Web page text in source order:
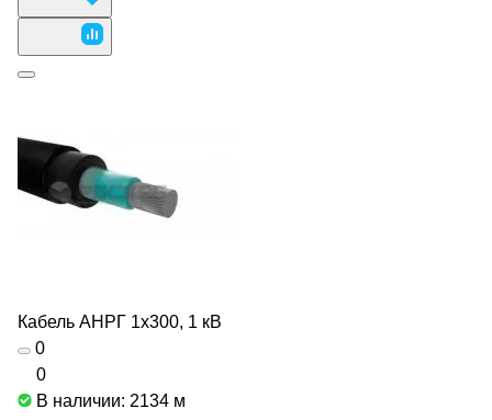
Кабель АНРГ 1х300, 1 кВ
0
0
В наличии: 2134 м